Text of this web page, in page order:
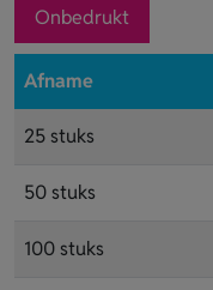
Onbedrukt
Afname
25 stuks
50 stuks
100 stuks